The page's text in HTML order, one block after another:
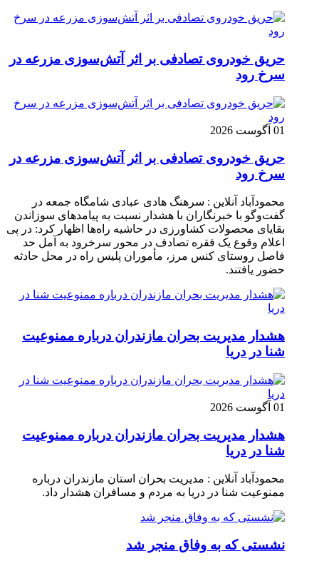
حریق خودروی تصادفی بر اثر آتش‌سوزی مزرعه در
سرخ رود
01 آگوست 2026
حریق خودروی تصادفی بر اثر آتش‌سوزی مزرعه در
سرخ رود
محمودآباد آنلاین : سرهنگ هادی عبادی شامگاه جمعه در
گفت‌وگو با خبرنگاران با هشدار نسبت به پیامدهای سوزاندن
بقایای محصولات کشاورزی در حاشیه راه‌ها اظهار کرد: در پی
اعلام وقوع یک فقره تصادف در محور سرخرود به آمل حد
فاصل روستای کنس مرز، مأموران پلیس راه در محل حادثه
حضور یافتند.
هشدار مدیریت بحران مازندران درباره ممنوعیت
شنا در دریا
01 آگوست 2026
هشدار مدیریت بحران مازندران درباره ممنوعیت
شنا در دریا
محمودآباد آنلاین : مدیریت بحران استان مازندران درباره
ممنوعیت شنا در دریا به مردم و مسافران هشدار داد.
نشستی که به وفاق منجر شد